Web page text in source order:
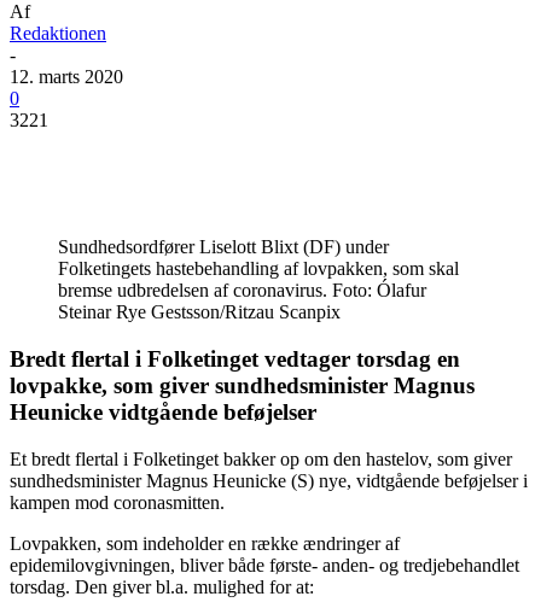
Af
Redaktionen
-
12. marts 2020
0
3221
Sundhedsordfører Liselott Blixt (DF) under
Folketingets hastebehandling af lovpakken, som skal
bremse udbredelsen af coronavirus. Foto: Ólafur
Steinar Rye Gestsson/Ritzau Scanpix
Bredt flertal i Folketinget vedtager torsdag en
lovpakke, som giver sundhedsminister Magnus
Heunicke vidtgående beføjelser
Et bredt flertal i Folketinget bakker op om den hastelov, som giver
sundhedsminister Magnus Heunicke (S) nye, vidtgående beføjelser i
kampen mod coronasmitten.
Lovpakken, som indeholder en række ændringer af
epidemilovgivningen, bliver både første- anden- og tredjebehandlet
torsdag. Den giver bl.a. mulighed for at: